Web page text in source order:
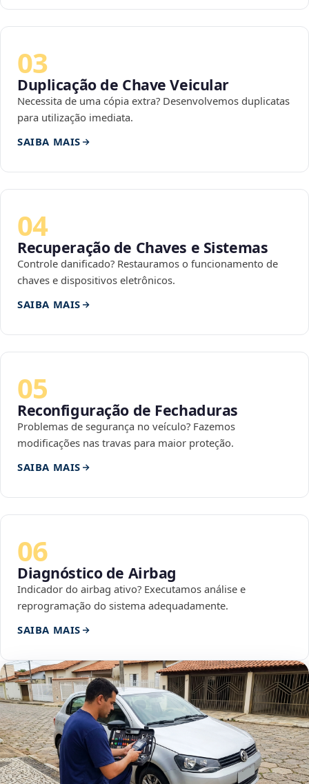
03
Duplicação de Chave Veicular
Necessita de uma cópia extra? Desenvolvemos duplicatas
para utilização imediata.
SAIBA MAIS
04
Recuperação de Chaves e Sistemas
Controle danificado? Restauramos o funcionamento de
chaves e dispositivos eletrônicos.
SAIBA MAIS
05
Reconfiguração de Fechaduras
Problemas de segurança no veículo? Fazemos
modificações nas travas para maior proteção.
SAIBA MAIS
06
Diagnóstico de Airbag
Indicador do airbag ativo? Executamos análise e
reprogramação do sistema adequadamente.
SAIBA MAIS